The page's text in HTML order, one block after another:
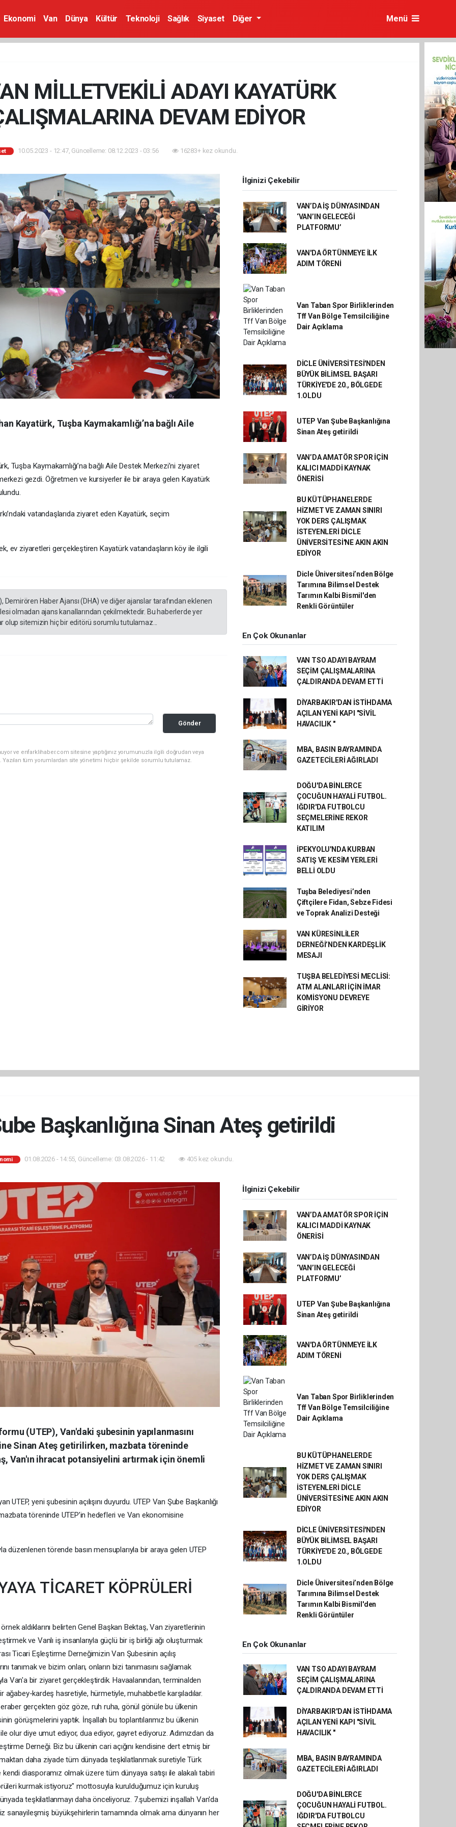
Ekonomi Van Dünya Kültür Teknoloji Sağlık Siyaset Diğer Menü
MİLLETVEKİLİ ADAYI KAYATÜRK
DEVAM EDİYOR
10.05.2023 - 12:47, Güncelleme: 08.12.2023 - 03:56 16283+ kez okundu.
Kayatürk, Tuşba Kaymakamlığı’na bağlı Aile
Tuşba Kaymakamlığı’na bağlı Aile Destek Merkezi’ni ziyaret
gezdi. Öğretmen ve kursiyerler ile bir araya gelen Kayatürk
vatandaşlarıda ziyaret eden Kayatürk, seçim
ev ziyaretleri gerçekleştiren Kayatürk vatandaşların köy ile ilgili
Demirören Haber Ajansı (DHA) ve diğer ajanslar tarafından eklenen
olmadan ajans kanallarından çekilmektedir. Bu haberlerde yer
sitemizin hiç bir editörü sorumlu tutulamaz...
Gönder
ve enfarklihaber.com sitesine yaptığınız yorumunuzla ilgili doğrudan veya
Yazılan tüm yorumlardan site yönetimi hiçbir şekilde sorumlu tutulamaz.
İlginizi Çekebilir
VAN’DA İŞ DÜNYASINDAN
‘VAN’IN GELECEĞİ
PLATFORMU’
VAN'DA ÖRTÜNMEYE İLK
ADIM TÖRENİ
Van Taban Spor Birliklerinden
Tff Van Bölge Temsilciliğine
Dair Açıklama
DİCLE ÜNİVERSİTESİ'NDEN
BÜYÜK BİLİMSEL BAŞARI
TÜRKİYE'DE 20., BÖLGEDE
1.OLDU
UTEP Van Şube Başkanlığına
Sinan Ateş getirildi
VAN’DA AMATÖR SPOR İÇİN
KALICI MADDİ KAYNAK
ÖNERİSİ
BU KÜTÜPHANELERDE
HİZMET VE ZAMAN SINIRI
YOK DERS ÇALIŞMAK
İSTEYENLERİ DİCLE
ÜNİVERSİTESİ'NE AKIN AKIN
EDİYOR
Dicle Üniversitesi’nden Bölge
Tarımına Bilimsel Destek
Tarımın Kalbi Bismil'den
Renkli Görüntüler
En Çok Okunanlar
VAN TSO ADAYI BAYRAM
SEÇİM ÇALIŞMALARINA
ÇALDIRANDA DEVAM ETTİ
DİYARBAKIR'DAN İSTİHDAMA
AÇILAN YENİ KAPI "SİVİL
HAVACILIK "
MBA, BASIN BAYRAMINDA
GAZETECİLERİ AĞIRLADI
DOĞU'DA BİNLERCE
ÇOCUĞUN HAYALİ FUTBOL.
IĞDIR'DA FUTBOLCU
SEÇMELERİNE REKOR
KATILIM
İPEKYOLU'NDA KURBAN
SATIŞ VE KESİM YERLERİ
BELLİ OLDU
Tuşba Belediyesi’nden
Çiftçilere Fidan, Sebze Fidesi
ve Toprak Analizi Desteği
VAN KÜRESİNLİLER
DERNEĞİ’NDEN KARDEŞLİK
MESAJI
TUŞBA BELEDİYESİ MECLİSİ:
ATM ALANLARI İÇİN İMAR
KOMİSYONU DEVREYE
GİRİYOR
Başkanlığına Sinan Ateş getirildi
01.08.2026 - 14:55, Güncelleme: 03.08.2026 - 11:42 405 kez okundu.
(UTEP), Van'daki şubesinin yapılanmasını
Sinan Ateş getirilirken, mazbata töreninde
Van'ın ihracat potansiyelini artırmak için önemli
UTEP, yeni şubesinin açılışını duyurdu. UTEP Van Şube Başkanlığı
töreninde UTEP’in hedefleri ve Van ekonomisine
düzenlenen törende basın mensuplarıyla bir araya gelen UTEP
TİCARET KÖPRÜLERİ
aldıklarını belirten Genel Başkan Bektaş, Van ziyaretlerinin
ve Vanlı iş insanlarıyla güçlü bir iş birliği ağı oluşturmak
Ticari Eşleştirme Derneğimizin Van Şubesinin açılış
tanımak ve bizim onları, onların bizi tanımasını sağlamak
Van'a bir ziyaret gerçekleştirdik. Havaalanından, terminalden
ağabey-kardeş hasretiyle, hürmetiyle, muhabbetle karşıladılar.
gerçekten göz göze, ruh ruha, gönül gönüle bu ülkenin
görüşmelerini yaptık. İnşallah bu toplantılarımız bu ülkenin
olur diye umut ediyor, dua ediyor, gayret ediyoruz. Adımızdan da
Derneği. Biz bu ülkenin cari açığını kendisine dert etmiş bir
daha ziyade tüm dünyada teşkilatlanmak suretiyle Türk
diasporamız olmak üzere tüm dünyaya satışı ile alakalı tabiri
kurmak istiyoruz" mottosuyla kurulduğumuz için kuruluş
teşkilatlanmayı daha önceliyoruz. 7.şubemizi inşallah Van'da
sanayileşmiş büyükşehirlerin tamamında olmak ama dünyanın her
İlginizi Çekebilir
VAN’DA AMATÖR SPOR İÇİN
KALICI MADDİ KAYNAK
ÖNERİSİ
VAN’DA İŞ DÜNYASINDAN
‘VAN’IN GELECEĞİ
PLATFORMU’
UTEP Van Şube Başkanlığına
Sinan Ateş getirildi
VAN'DA ÖRTÜNMEYE İLK
ADIM TÖRENİ
Van Taban Spor Birliklerinden
Tff Van Bölge Temsilciliğine
Dair Açıklama
BU KÜTÜPHANELERDE
HİZMET VE ZAMAN SINIRI
YOK DERS ÇALIŞMAK
İSTEYENLERİ DİCLE
ÜNİVERSİTESİ'NE AKIN AKIN
EDİYOR
DİCLE ÜNİVERSİTESİ'NDEN
BÜYÜK BİLİMSEL BAŞARI
TÜRKİYE'DE 20., BÖLGEDE
1.OLDU
Dicle Üniversitesi’nden Bölge
Tarımına Bilimsel Destek
Tarımın Kalbi Bismil'den
Renkli Görüntüler
En Çok Okunanlar
VAN TSO ADAYI BAYRAM
SEÇİM ÇALIŞMALARINA
ÇALDIRANDA DEVAM ETTİ
DİYARBAKIR'DAN İSTİHDAMA
AÇILAN YENİ KAPI "SİVİL
HAVACILIK "
MBA, BASIN BAYRAMINDA
GAZETECİLERİ AĞIRLADI
DOĞU'DA BİNLERCE
ÇOCUĞUN HAYALİ FUTBOL.
IĞDIR'DA FUTBOLCU